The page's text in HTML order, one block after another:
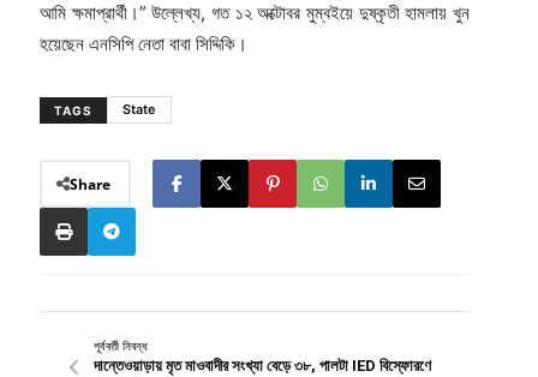
আমি ক্ষমাপ্রার্থী।” উল্লেখ্য, গত ১২ অক্টোবর মুম্বইয়ে দুষ্কৃতী হামলায় খুন
হয়েছেন এনসিপি নেতা বাবা সিদ্দিকি।
TAGS State
Share
পূর্ববর্তী নিবন্ধ
দান্তেওয়াড়ায় মৃত মাওবাদীর সংখ্যা বেড়ে ৩৮, পালটা IED বিস্ফোরণে